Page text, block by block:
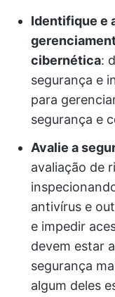
Identifique e
cibernética:
segurança e
para
segurança e
Avalie a
avaliação de
antivírus e
e impedir
devem estar
segurança
algum deles